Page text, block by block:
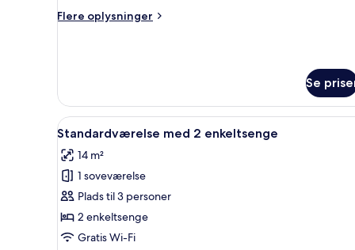
queensize-
Flere oplysninger
Flere
1
queensize-
seng
Se
Indlæs
alle
billeder
af
Standardværelse
med
2
Et soveværelse med
9
Standardværelse med 2 enkeltsenge
14 m²
1 soveværelse
Plads til 3 personer
2 enkeltsenge
Gratis Wi-Fi